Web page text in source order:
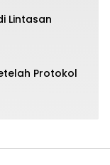
Lintasan
Protokol